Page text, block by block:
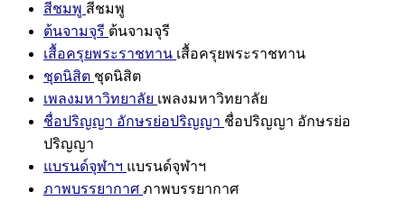
สีชมพู สีชมพู
ต้นจามจุรี ต้นจามจุรี
เสื้อครุยพระราชทาน เสื้อครุยพระราชทาน
ชุดนิสิต ชุดนิสิต
เพลงมหาวิทยาลัย เพลงมหาวิทยาลัย
ชื่อปริญญา อักษรย่อปริญญา ชื่อปริญญา อักษรย่อ
ปริญญา
แบรนด์จุฬาฯ แบรนด์จุฬาฯ
ภาพบรรยากาศ ภาพบรรยากาศ